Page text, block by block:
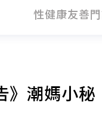
性健康友善
》潮媽小